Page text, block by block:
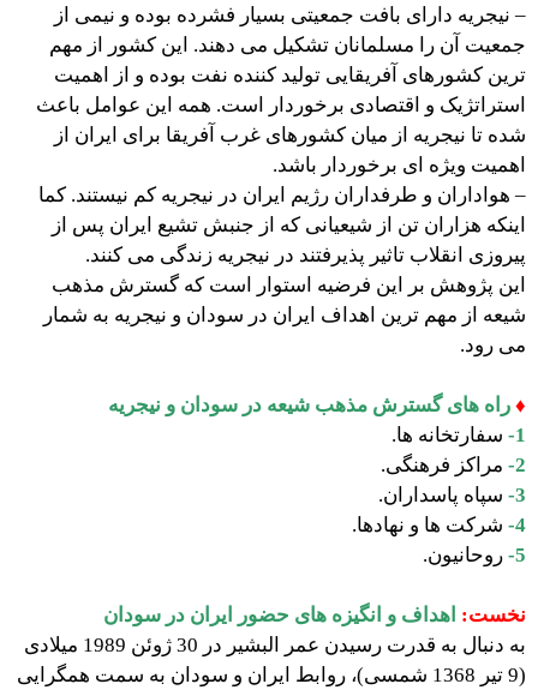
– نیجریه دارای بافت جمعیتی بسیار فشرده بوده و نیمی از
جمعیت آن را مسلمانان تشکیل می دهند. این کشور از مهم
ترین کشورهای آفریقایی تولید کننده نفت بوده و از اهمیت
استراتژیک و اقتصادی برخوردار است. همه این عوامل باعث
شده تا نیجریه از میان کشورهای غرب آفریقا برای ایران از
اهمیت ویژه ای برخوردار باشد.
– هواداران و طرفداران رژیم ایران در نیجریه کم نیستند. کما
اینکه هزاران تن از شیعیانی که از جنبش تشیع ایران پس از
پیروزی انقلاب تاثیر پذیرفتند در نیجریه زندگی می کنند.
این پژوهش بر این فرضیه استوار است که گسترش مذهب
شیعه از مهم ترین اهداف ایران در سودان و نیجریه به شمار
می رود.
♦ راه های گسترش مذهب شیعه در سودان و نیجریه
1-
سفارتخانه ها.
2- مراکز فرهنگی.
3- سپاه پاسداران.
4- شرکت ها و نهادها.
5- روحانیون.
نخست: اهداف و انگیزه های حضور ایران در سودان
به دنبال به قدرت رسیدن عمر البشیر در 30 ژوئن 1989 میلادی
(9 تیر 1368 شمسی)، روابط ایران و سودان به سمت همگرایی